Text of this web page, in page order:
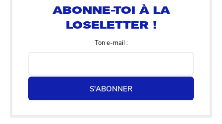
Ton e-mail :
S'ABONNER